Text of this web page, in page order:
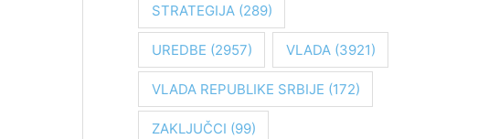
STRATEGIJA(289)
UREDBE (2957) VLADA(3921)
VLADA REPUBLIKE SRBIJE (172)
ZAKLJUČCI (99)